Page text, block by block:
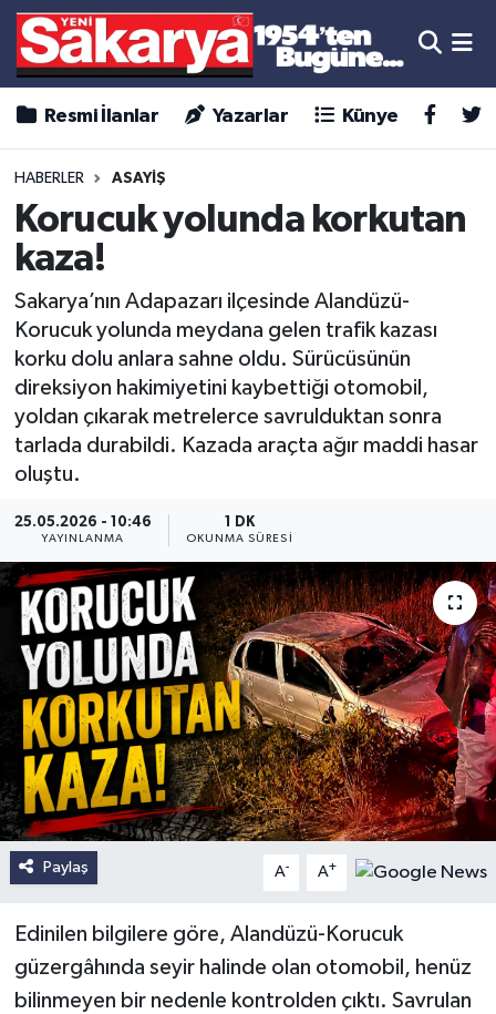
Resmi İlanlar Yazarlar Künye
HABERLER ASAYİŞ
Korucuk yolunda korkutan
kaza!
Sakarya’nın Adapazarı ilçesinde Alandüzü-
Korucuk yolunda meydana gelen trafik kazası
korku dolu anlara sahne oldu. Sürücüsünün
direksiyon hakimiyetini kaybettiği otomobil,
yoldan çıkarak metrelerce savrulduktan sonra
tarlada durabildi. Kazada araçta ağır maddi hasar
oluştu.
25.05.2026 - 10:46
YAYINLANMA
1 DK
OKUNMA SÜRESI
Paylaş A- A+
Edinilen bilgilere göre, Alandüzü-Korucuk
güzergâhında seyir halinde olan otomobil, henüz
bilinmeyen bir nedenle kontrolden çıktı. Savrulan